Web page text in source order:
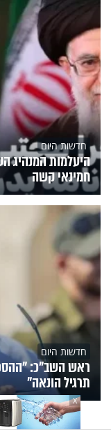
חדשות היום
היעלמות המנהיג
חמינאי קשה
חדשות היום
ראש השב"כ:
תרגיל הונאה"
הנצפים
X